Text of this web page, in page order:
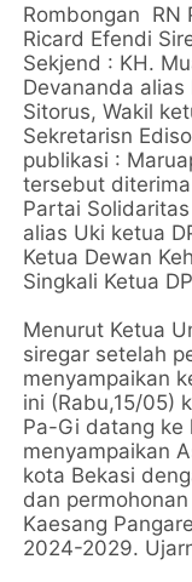
Rombongan RN
Ricard Efendi
Sekjend : KH.
Devananda
Sitorus, Wakil
Sekretarisn
publikasi :
tersebut
Partai
alias Uki ketua
Ketua Dewan
Singkali Ketua
Menurut Ketua
siregar setelah
menyampaikan
ini (Rabu,15/05)
Pa-Gi datang ke
menyampaikan
kota Bekasi
dan
Kaesang
2024-2029.